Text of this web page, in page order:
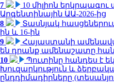
7
10 միլիոն
Արգենտինային ԱԱ-2026-ից
8
Տասնյակ հասցեներում
ին և 16-ին
9
Հայաստանի
են դրանք ամենաշատը
10
Պուտինը հանդես է
Խուզարկություն և
ընդդիմադիրները